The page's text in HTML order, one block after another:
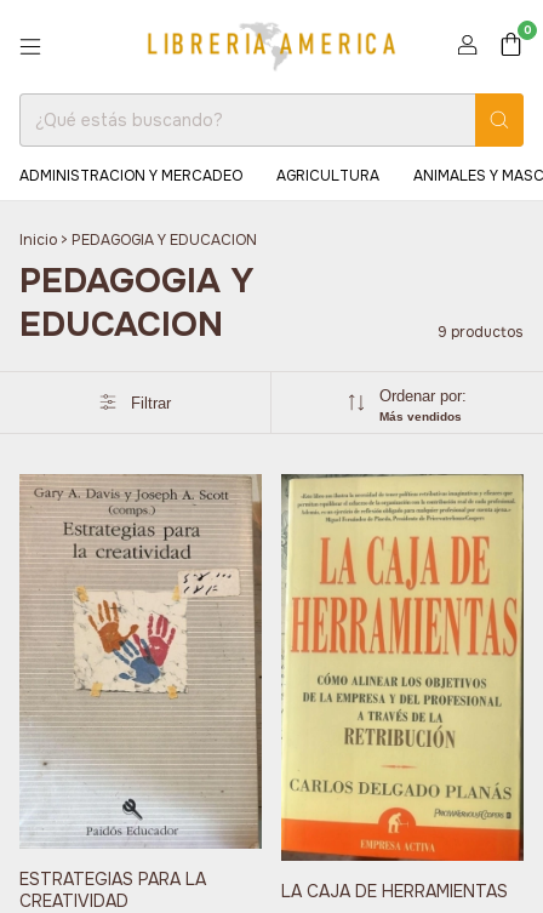
0
ADMINISTRACION Y MERCADEO AGRICULTURA ANIMALES Y
Inicio > PEDAGOGIA Y EDUCACION
PEDAGOGIA Y
EDUCACION
9 productos
Filtrar Ordenar por:
Más vendidos
ESTRATEGIAS PARA LA
CREATIVIDAD
LA CAJA DE HERRAMIENTAS